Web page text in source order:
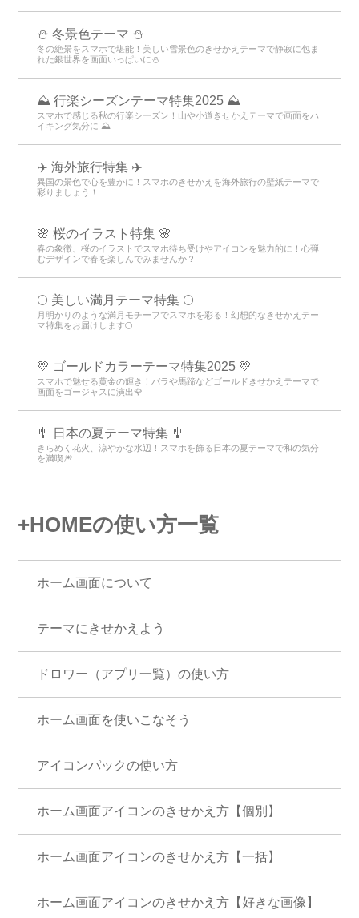
⛄️ 冬景色テーマ ⛄️
冬の絶景をスマホで堪能！美しい雪景色のきせかえテーマで静寂に包ま
れた銀世界を画面いっぱいに⛄️
⛰ 行楽シーズンテーマ特集2025 ⛰
スマホで感じる秋の行楽シーズン！山や小道きせかえテーマで画面をハ
イキング気分に ⛰
✈️ 海外旅行特集 ✈️
異国の景色で心を豊かに！スマホのきせかえを海外旅行の壁紙テーマで
彩りましょう！
🌸 桜のイラスト特集 🌸
春の象徴、桜のイラストでスマホ待ち受けやアイコンを魅力的に！心弾
むデザインで春を楽しんでみませんか？
🌕 美しい満月テーマ特集 🌕
月明かりのような満月モチーフでスマホを彩る！幻想的なきせかえテー
マ特集をお届けします🌕
💛 ゴールドカラーテーマ特集2025 💛
スマホで魅せる黄金の輝き！バラや馬蹄などゴールドきせかえテーマで
画面をゴージャスに演出🌹
🎐 日本の夏テーマ特集 🎐
きらめく花火、涼やかな水辺！スマホを飾る日本の夏テーマで和の気分
を満喫🎆
+HOMEの使い方一覧
ホーム画面について
テーマにきせかえよう
ドロワー（アプリ一覧）の使い方
ホーム画面を使いこなそう
アイコンパックの使い方
ホーム画面アイコンのきせかえ方【個別】
ホーム画面アイコンのきせかえ方【一括】
ホーム画面アイコンのきせかえ方【好きな画像】